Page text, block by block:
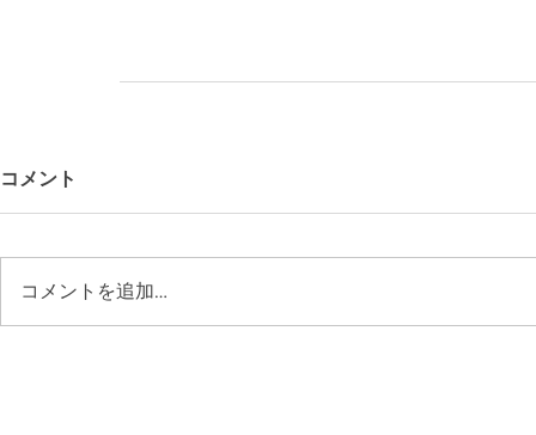
コメント
コメントを追加…